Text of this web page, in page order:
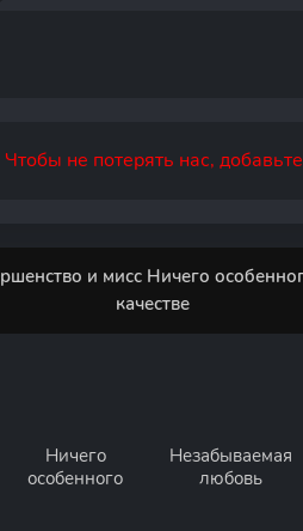
не потерять нас,
и мисс Ничего
качестве
Ничего
особенного
Незабываемая
любовь